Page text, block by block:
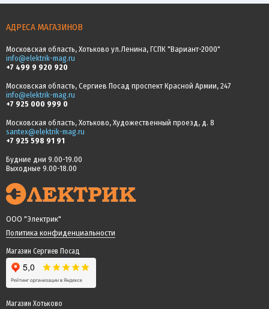
АДРЕСА МАГАЗИНОВ
Московская область, Хотьково ул.Ленина, ГСПК "Вариант-2000"
info@elektrik-mag.ru
+7 499 9 920 920
Московская область, Сергиев Посад проспект Красной Армии, 247
info@elektrik-mag.ru
+7 925 000 999 0
Московская область, Хотьково, Художественный проезд, д. 8
santex@elektrik-mag.ru
+7 925 598 91 91
Будние дни 9.00-19.00
Выходные 9.00-18.00
ООО "Электрик"
Политика конфиденциальности
Магазин Сергиев Посад
Магазин Хотьково